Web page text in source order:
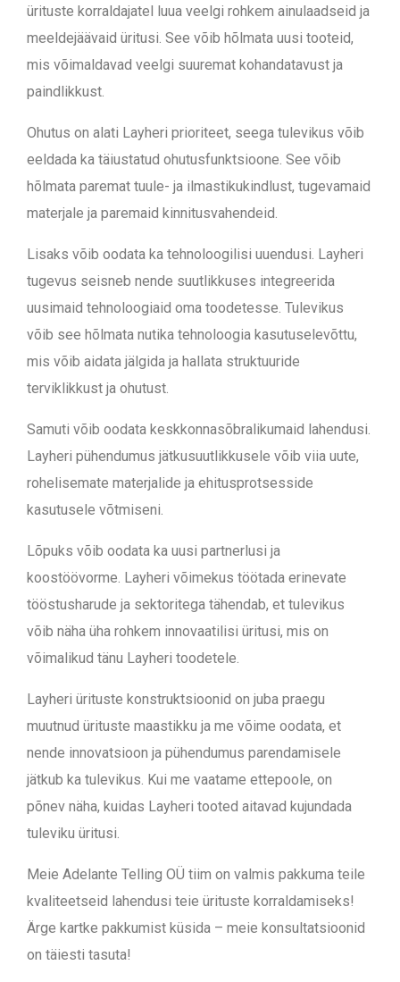
ürituste korraldajatel luua veelgi rohkem ainulaadseid ja
meeldejäävaid üritusi. See võib hõlmata uusi tooteid,
mis võimaldavad veelgi suuremat kohandatavust ja
paindlikkust.
Ohutus on alati Layheri prioriteet, seega tulevikus võib
eeldada ka täiustatud ohutusfunktsioone. See võib
hõlmata paremat tuule- ja ilmastikukindlust, tugevamaid
materjale ja paremaid kinnitusvahendeid.
Lisaks võib oodata ka tehnoloogilisi uuendusi. Layheri
tugevus seisneb nende suutlikkuses integreerida
uusimaid tehnoloogiaid oma toodetesse. Tulevikus
võib see hõlmata nutika tehnoloogia kasutuselevõttu,
mis võib aidata jälgida ja hallata struktuuride
terviklikkust ja ohutust.
Samuti võib oodata keskkonnasõbralikumaid lahendusi.
Layheri pühendumus jätkusuutlikkusele võib viia uute,
rohelisemate materjalide ja ehitusprotsesside
kasutusele võtmiseni.
Lõpuks võib oodata ka uusi partnerlusi ja
koostöövorme. Layheri võimekus töötada erinevate
tööstusharude ja sektoritega tähendab, et tulevikus
võib näha üha rohkem innovaatilisi üritusi, mis on
võimalikud tänu Layheri toodetele.
Layheri ürituste konstruktsioonid on juba praegu
muutnud ürituste maastikku ja me võime oodata, et
nende innovatsioon ja pühendumus parendamisele
jätkub ka tulevikus. Kui me vaatame ettepoole, on
põnev näha, kuidas Layheri tooted aitavad kujundada
tuleviku üritusi.
Meie Adelante Telling OÜ tiim on valmis pakkuma teile
kvaliteetseid lahendusi teie ürituste korraldamiseks!
Ärge kartke pakkumist küsida – meie konsultatsioonid
on täiesti tasuta!